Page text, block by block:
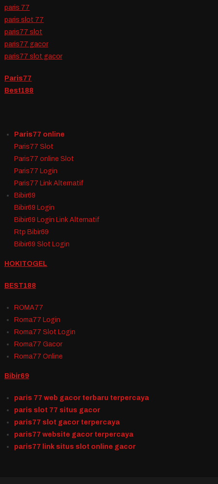
paris 77
paris slot 77
paris77 slot
paris77 gacor
paris77 slot gacor
Paris77
Best188
Paris77 online
Paris77 Slot
Paris77 online Slot
Paris77 Login
Paris77 Link Alternatif
Bibir69
Bibir69 Login
Bibir69 Login Link Alternatif
Rtp Bibir69
Bibir69 Slot Login
HOKITOGEL
BEST188
ROMA77
Roma77 Login
Roma77 Slot Login
Roma77 Gacor
Roma77 Online
Bibir69
paris 77 web gacor terbaru terpercaya
paris slot 77 situs gacor
paris77 slot gacor terpercaya
paris77 website gacor terpercaya
paris77 link situs slot online gacor